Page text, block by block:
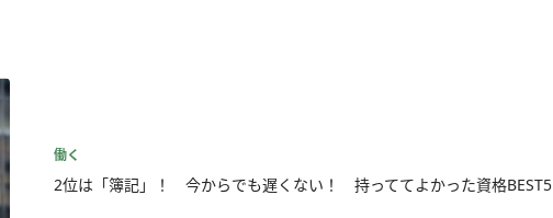
働く
2位は「簿記」！ 今からでも遅くない！ 持っててよかった資格BEST5